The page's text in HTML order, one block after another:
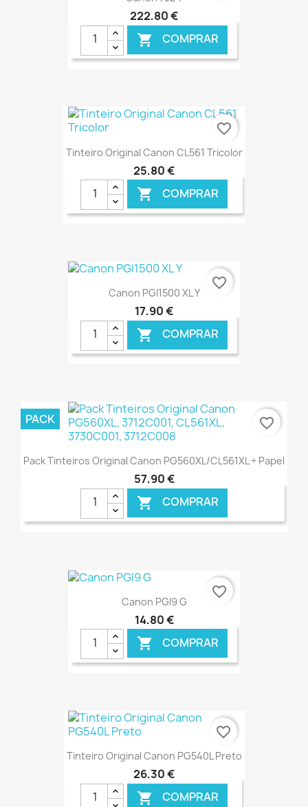
222,80 €
 COMPRAR
€ ONLINE
Tinteiro Original Canon CL561 Tricolor
25,80 €
 COMPRAR
favorite_border
Canon PGI1500 XL Y
17,90 €
 COMPRAR
€ ONLINE
favorite_border
Pack Tinteiros Original Canon PG560XL/CL561XL + Papel
57,90 €
 COMPRAR
PACK favorite_border
Canon PGI9 G
14,80 €
 COMPRAR
€ ONLINE
favorite_border
Tinteiro Original Canon PG540L Preto
26,30 €
 COMPRAR
favorite_border